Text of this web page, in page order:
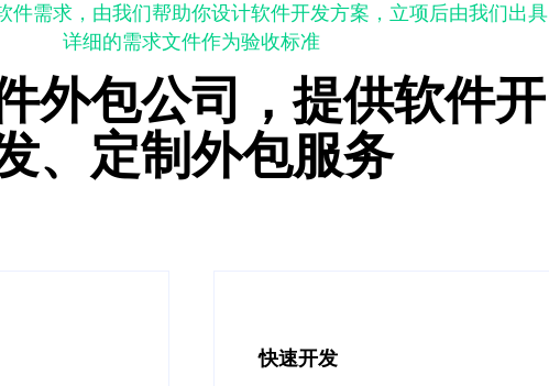
件需求，由我们帮助你设计软件开发方案，立项后由我们出具
详细的需求文件作为验收标准
外包公司，提供软件开
、定制外包服务
信息化替代重复工作